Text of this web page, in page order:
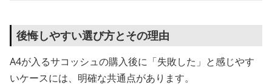
後悔しやすい選び方とその理由
A4が入るサコッシュの購入後に「失敗した」と感じやす
いケースには、明確な共通点があります。